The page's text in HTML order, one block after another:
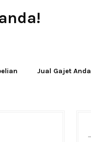
Jual Gajet Anda